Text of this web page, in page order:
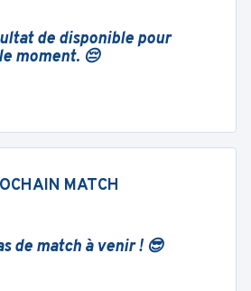
de disponible pour
le moment. 😔
MATCH
de match à venir ! 😎